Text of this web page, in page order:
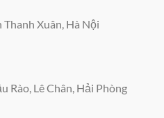
Xuân, Hà Nội
Rào, Lê Chân, Hải Phòng